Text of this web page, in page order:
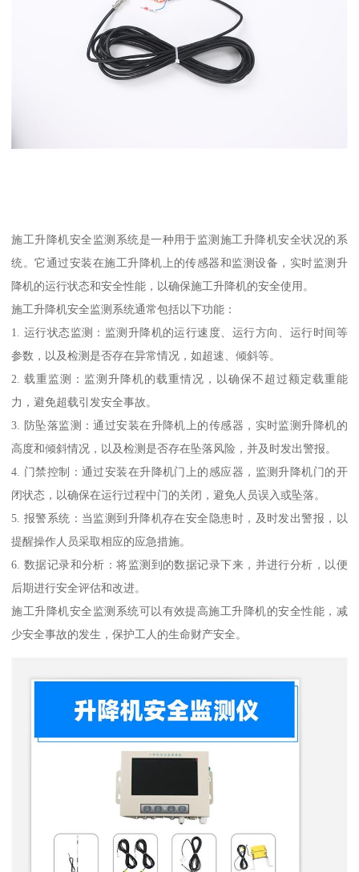
施工升降机安全监测系统是一种用于监测施工升降机安全状况的系
统。它通过安装在施工升降机上的传感器和监测设备，实时监测升
降机的运行状态和安全性能，以确保施工升降机的安全使用。
施工升降机安全监测系统通常包括以下功能：
1. 运行状态监测：监测升降机的运行速度、运行方向、运行时间等
参数，以及检测是否存在异常情况，如超速、倾斜等。
2. 载重监测：监测升降机的载重情况，以确保不超过额定载重能
力，避免超载引发安全事故。
3. 防坠落监测：通过安装在升降机上的传感器，实时监测升降机的
高度和倾斜情况，以及检测是否存在坠落风险，并及时发出警报。
4. 门禁控制：通过安装在升降机门上的感应器，监测升降机门的开
闭状态，以确保在运行过程中门的关闭，避免人员误入或坠落。
5. 报警系统：当监测到升降机存在安全隐患时，及时发出警报，以
提醒操作人员采取相应的应急措施。
6. 数据记录和分析：将监测到的数据记录下来，并进行分析，以便
后期进行安全评估和改进。
施工升降机安全监测系统可以有效提高施工升降机的安全性能，减
少安全事故的发生，保护工人的生命财产安全。